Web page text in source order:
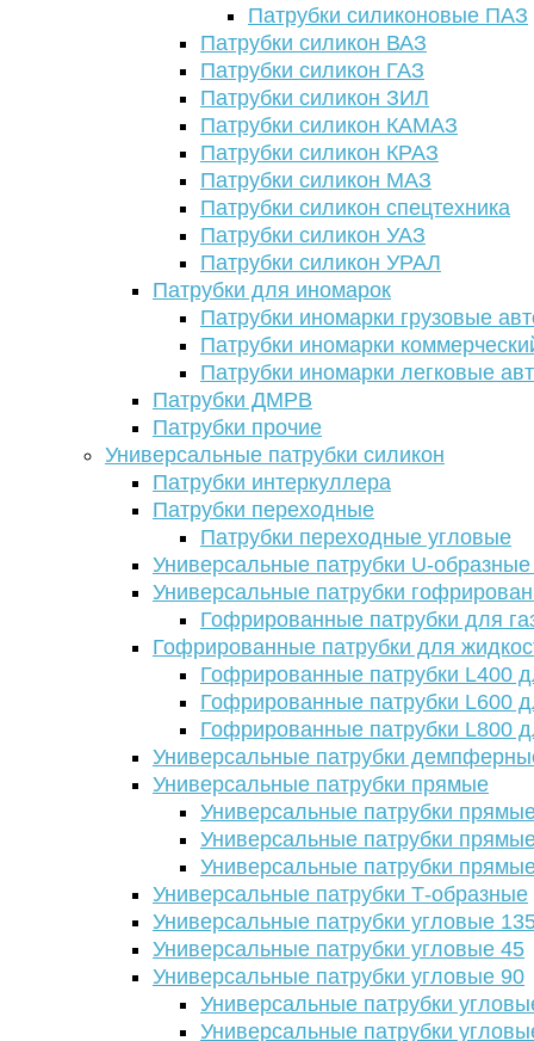
Патрубки силиконовые ПАЗ
Патрубки силикон ВАЗ
Патрубки силикон ГАЗ
Патрубки силикон ЗИЛ
Патрубки силикон КАМАЗ
Патрубки силикон КРАЗ
Патрубки силикон МАЗ
Патрубки силикон спецтехника
Патрубки силикон УАЗ
Патрубки силикон УРАЛ
Патрубки для иномарок
Патрубки иномарки грузовые
Патрубки иномарки
Патрубки иномарки легковые
Патрубки ДМРВ
Патрубки прочие
Универсальные патрубки силикон
Патрубки интеркуллера
Патрубки переходные
Патрубки переходные угловые
Универсальные патрубки U-
Универсальные патрубки
Гофрированные патрубки для
Гофрированные патрубки для
Гофрированные патрубки L400
Гофрированные патрубки L600
Гофрированные патрубки L800
Универсальные патрубки
Универсальные патрубки прямые
Универсальные патрубки
Универсальные патрубки
Универсальные патрубки
Универсальные патрубки Т-образные
Универсальные патрубки угловые
Универсальные патрубки угловые 45
Универсальные патрубки угловые 90
Универсальные патрубки
Универсальные патрубки